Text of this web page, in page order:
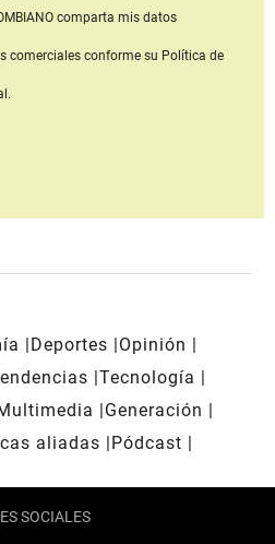
comparta mis datos
comerciales conforme su Política de
Deportes
Opinión
Tecnología
Generación
aliadas
Pódcast
SOCIALES